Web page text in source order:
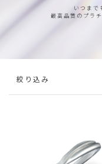
いつまで
最高品質のプラ
絞り込み